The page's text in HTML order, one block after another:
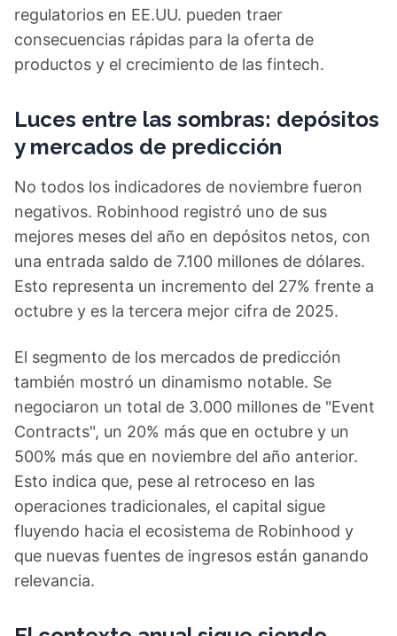
regulatorios en EE.UU. pueden traer
consecuencias rápidas para la oferta de
productos y el crecimiento de las fintech.
Luces entre las sombras: depósitos
y mercados de predicción
No todos los indicadores de noviembre fueron
negativos. Robinhood registró uno de sus
mejores meses del año en depósitos netos, con
una entrada saldo de 7.100 millones de dólares.
Esto representa un incremento del 27% frente a
octubre y es la tercera mejor cifra de 2025.
El segmento de los mercados de predicción
también mostró un dinamismo notable. Se
negociaron un total de 3.000 millones de "Event
Contracts", un 20% más que en octubre y un
500% más que en noviembre del año anterior.
Esto indica que, pese al retroceso en las
operaciones tradicionales, el capital sigue
fluyendo hacia el ecosistema de Robinhood y
que nuevas fuentes de ingresos están ganando
relevancia.